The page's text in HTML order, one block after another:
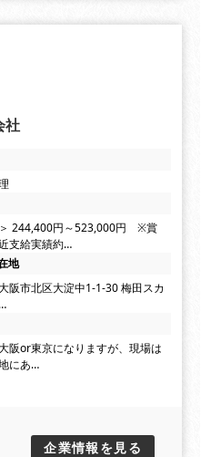
社
244,400円～523,000円 ※賞
支給実績約…
地
阪市北区大淀中1-1-30 梅田スカ
阪or東京になりますが、現場は
にあ…
企業情報を見る